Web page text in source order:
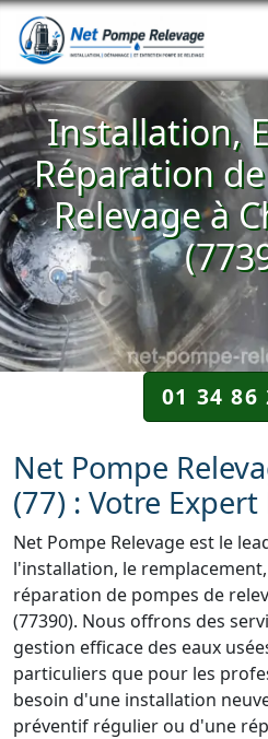
Installation,
Réparation
Relevage à
01 34 86
Net Pompe
(77) : Votre
Net Pompe Relevage est le
l'installation, le
réparation de pompes de
(77390). Nous offrons des
gestion efficace des eaux
particuliers que pour les
besoin d'une installation
préventif régulier ou d'une